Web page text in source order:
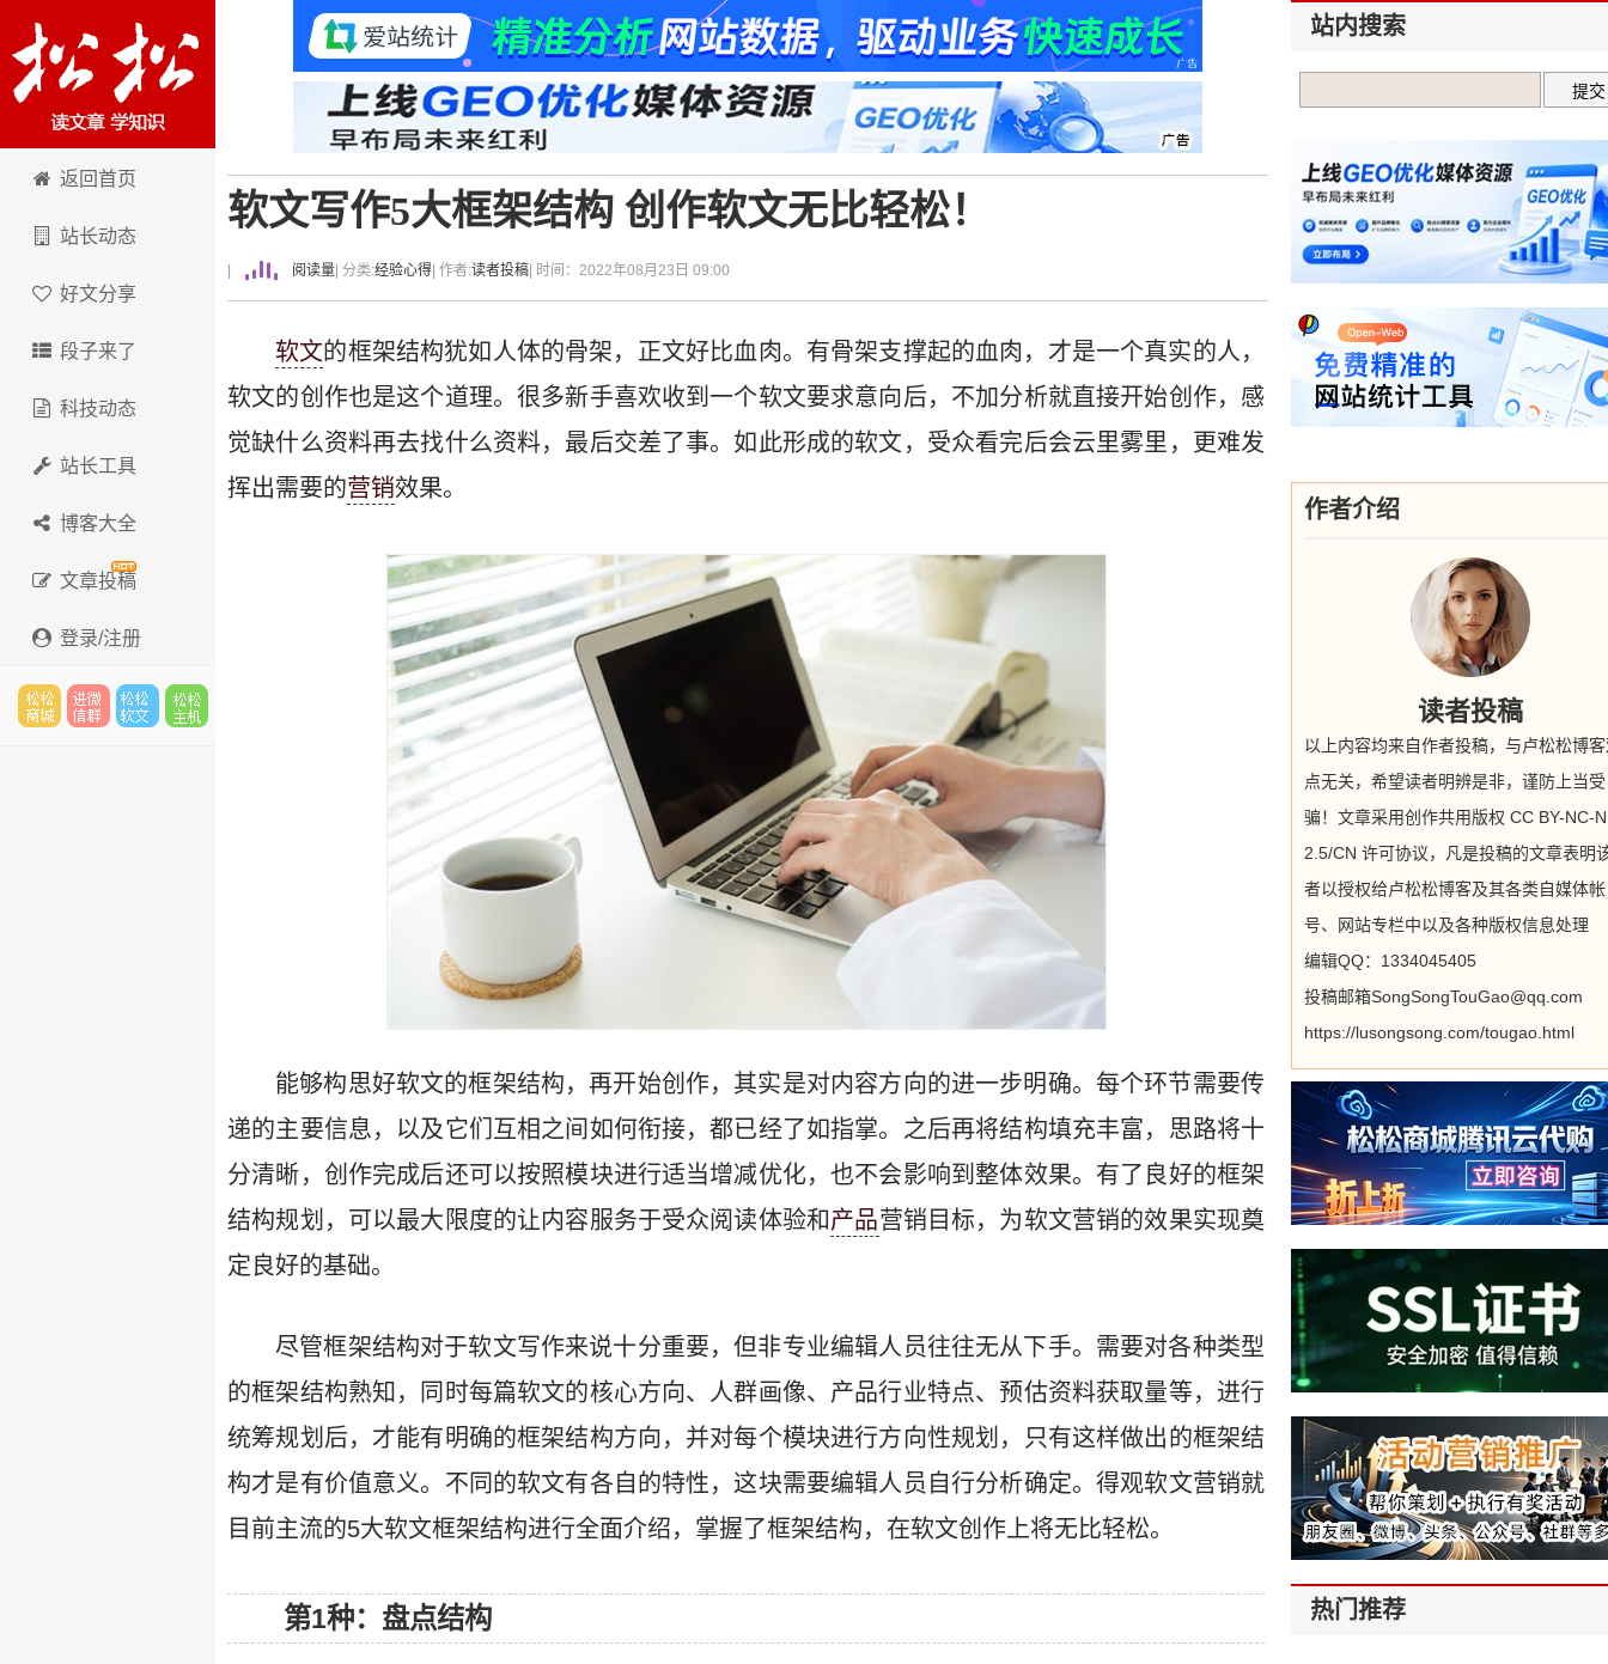
卢松松博客
返回首页
站长动态
好文分享
段子来了
科技动态
站长工具
博客大全
文章投稿
登录/注册
软文写作5大框架结构 创作软文无比轻松！
阅读量 | 分类:经验心得 | 作者:读者投稿 | 时间：2022年08月23日 09:00
软文的框架结构犹如人体的骨架，正文好比血肉。有骨架支撑起的血肉，才是一个真实的人，
软文的创作也是这个道理。很多新手喜欢收到一个软文要求意向后，不加分析就直接开始创作，感
觉缺什么资料再去找什么资料，最后交差了事。如此形成的软文，受众看完后会云里雾里，更难发
挥出需要的营销效果。
能够构思好软文的框架结构，再开始创作，其实是对内容方向的进一步明确。每个环节需要传
递的主要信息，以及它们互相之间如何衔接，都已经了如指掌。之后再将结构填充丰富，思路将十
分清晰，创作完成后还可以按照模块进行适当增减优化，也不会影响到整体效果。有了良好的框架
结构规划，可以最大限度的让内容服务于受众阅读体验和产品营销目标，为软文营销的效果实现奠
定良好的基础。
尽管框架结构对于软文写作来说十分重要，但非专业编辑人员往往无从下手。需要对各种类型
的框架结构熟知，同时每篇软文的核心方向、人群画像、产品行业特点、预估资料获取量等，进行
统筹规划后，才能有明确的框架结构方向，并对每个模块进行方向性规划，只有这样做出的框架结
构才是有价值意义。不同的软文有各自的特性，这块需要编辑人员自行分析确定。得观软文营销就
目前主流的5大软文框架结构进行全面介绍，掌握了框架结构，在软文创作上将无比轻松。
第1种：盘点结构
站内搜索
作者介绍
读者投稿
以上内容均来自作者投稿，与卢松松博
点无关，希望读者明辨是非，谨防上当受
骗！文章采用创作共用版权 CC BY-NC-
2.5/CN 许可协议，凡是投稿的文章表明
者以授权给卢松松博客及其各类自媒体帐
号、网站专栏中以及各种版权信息处理
编辑QQ：1334045405
投稿邮箱SongSongTouGao@qq.com
https://lusongsong.com/tougao.html
热门推荐